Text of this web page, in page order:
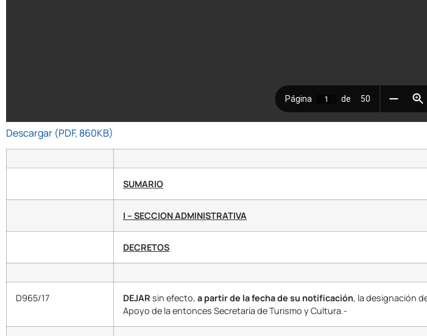
Descargar (PDF, 860KB)
SUMARIO
I – SECCION ADMINISTRATIVA
DECRETOS
D965/17 DEJAR sin efecto, a partir de la fecha de su notificación, la designación
Apoyo de la entonces Secretaría de Turismo y Cultura.-